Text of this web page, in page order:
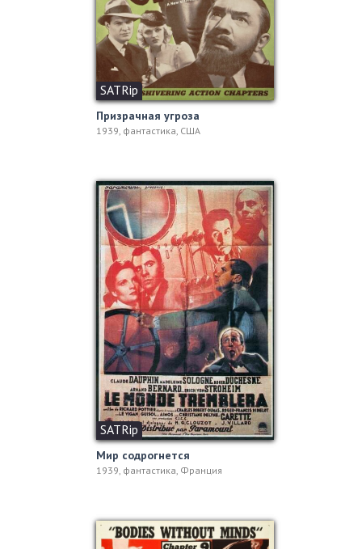
SATRip
Призрачная угроза
1939, фантастика, США
SATRip
Мир содрогнется
1939, фантастика, Франция